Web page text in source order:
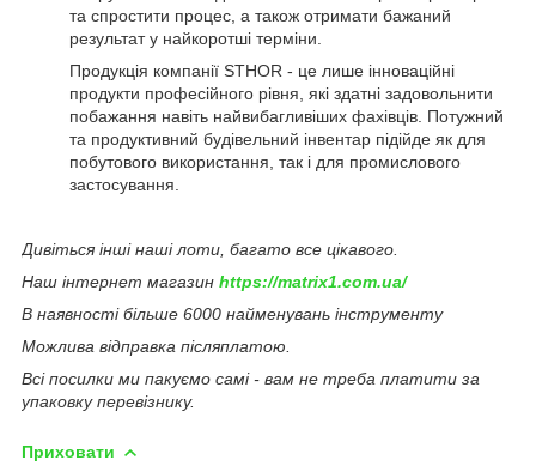
та спростити процес, а також отримати бажаний
результат у найкоротші терміни.
Продукція компанії STHOR - це лише інноваційні
продукти професійного рівня, які здатні задовольнити
побажання навіть найвибагливіших фахівців. Потужний
та продуктивний будівельний інвентар підійде як для
побутового використання, так і для промислового
застосування.
Дивіться інші наші лоти, багато все цікавого.
Наш інтернет магазин https://matrix1.com.ua/
В наявності більше 6000 найменувань інструменту
Можлива відправка післяплатою.
Всі посилки ми пакуємо самі - вам не треба платити за
упаковку перевізнику.
Приховати